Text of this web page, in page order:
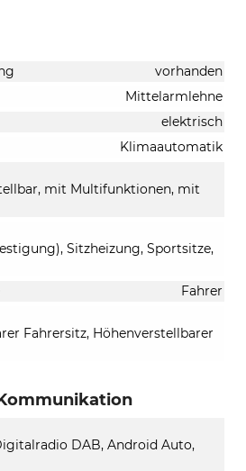
vorhanden
Mittelarmlehne
elektrisch
Klimaautomatik
mit Multifunktionen, mit
Sitzheizung, Sportsitze,
Fahrer
Fahrersitz, Höhenverstellbarer
DAB, Android Auto,